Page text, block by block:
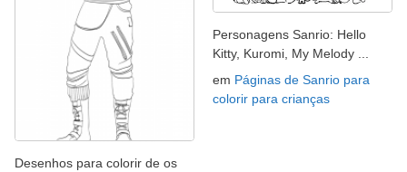
Desenhos para colorir de os
Personagens Sanrio: Hello
Kitty, Kuromi, My Melody ...
em Páginas de Sanrio para
colorir para crianças